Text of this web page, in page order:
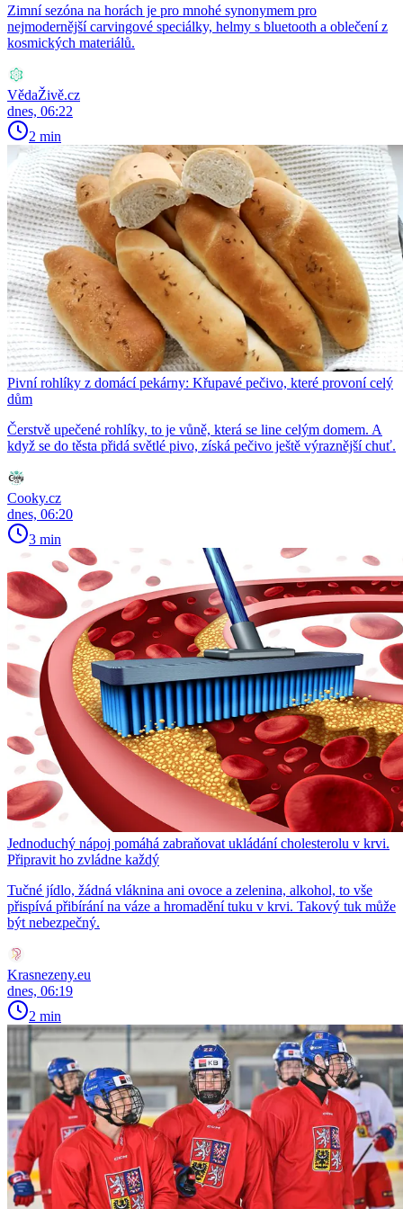
Zimní sezóna na horách je pro mnohé synonymem pro
nejmodernější carvingové speciálky, helmy s bluetooth a oblečení z
kosmických materiálů.
VědaŽivě.cz
dnes, 06:22
2 min
Pivní rohlíky z domácí pekárny: Křupavé pečivo, které provoní celý
dům
Čerstvě upečené rohlíky, to je vůně, která se line celým domem. A
když se do těsta přidá světlé pivo, získá pečivo ještě výraznější chuť.
Cooky.cz
dnes, 06:20
3 min
Jednoduchý nápoj pomáhá zabraňovat ukládání cholesterolu v krvi.
Připravit ho zvládne každý
Tučné jídlo, žádná vláknina ani ovoce a zelenina, alkohol, to vše
přispívá přibírání na váze a hromadění tuku v krvi. Takový tuk může
být nebezpečný.
Krasnezeny.eu
dnes, 06:19
2 min